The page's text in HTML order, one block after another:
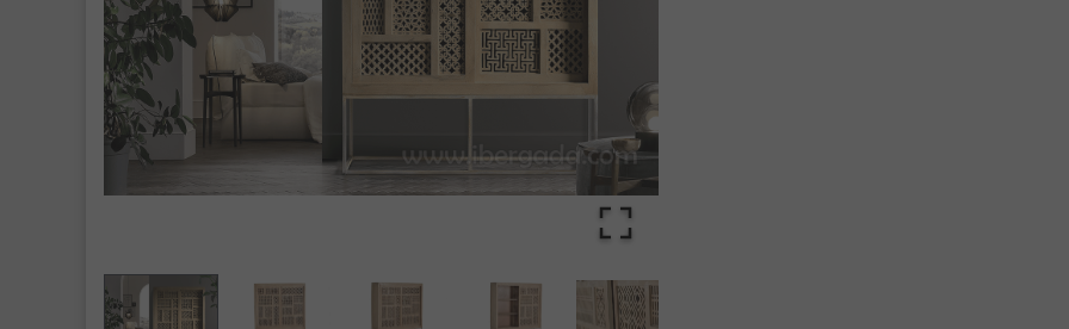
Al unirte expresas tu consentimiento para recibir comunicaciones comerciales de IBERGADA. Puedes
cualquier momento. Consulta nuestra Política de Privacidad para más información.